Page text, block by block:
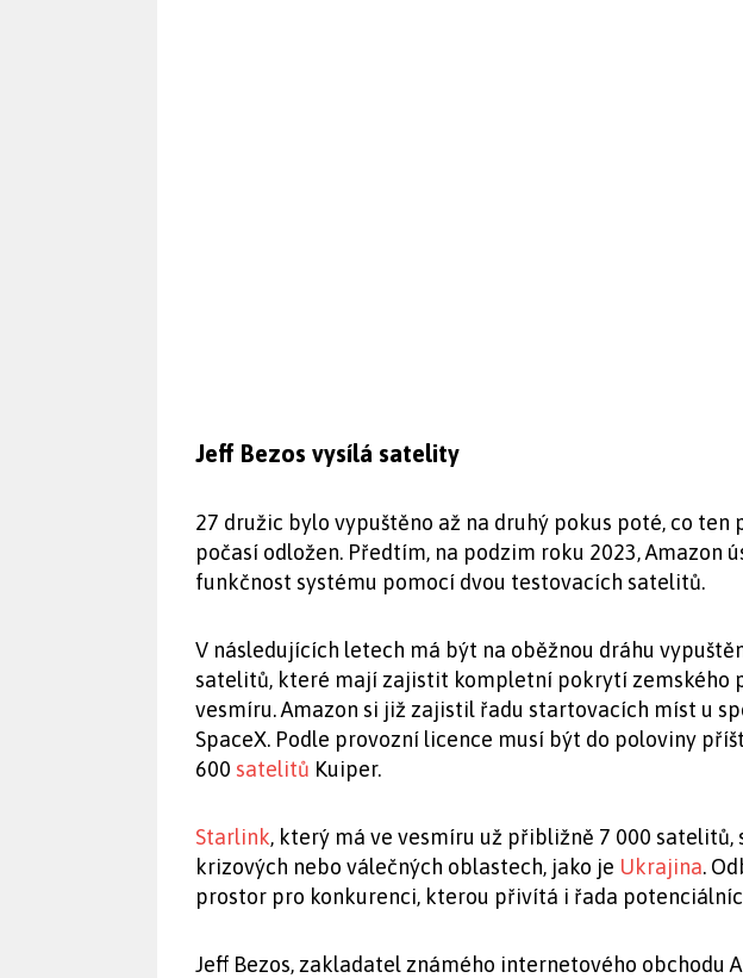
Jeff Bezos vysílá satelity
27 družic bylo vypuštěno až na druhý pokus poté, co
počasí odložen. Předtím, na podzim roku 2023, Amazon
funkčnost systému pomocí dvou testovacích satelitů.
V následujících letech má být na oběžnou dráhu
satelitů, které mají zajistit kompletní pokrytí zemského
vesmíru. Amazon si již zajistil řadu startovacích míst u
SpaceX. Podle provozní licence musí být do poloviny
600 satelitů Kuiper.
Starlink, který má ve vesmíru už přibližně 7 000 satelitů,
krizových nebo válečných oblastech, jako je Ukrajina.
prostor pro konkurenci, kterou přivítá i řada
Jeff Bezos, zakladatel známého internetového obchodu